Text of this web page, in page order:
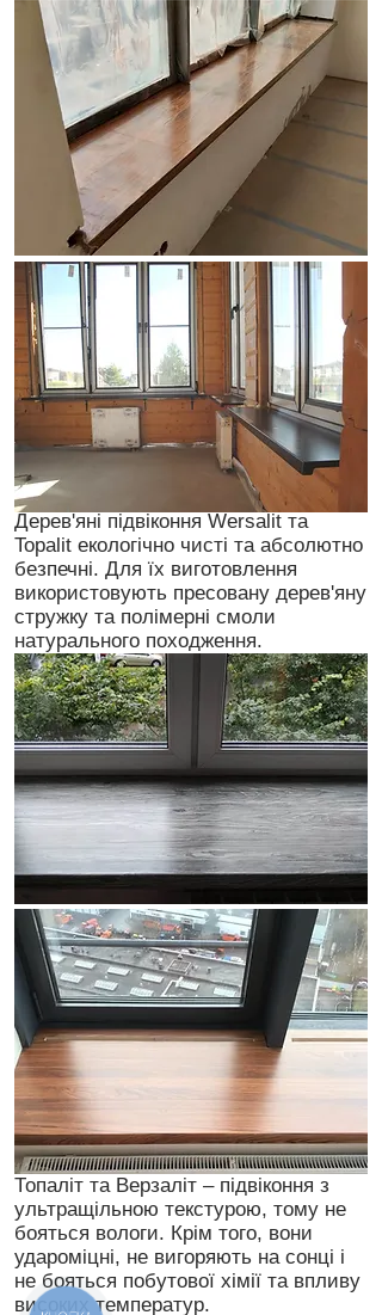
Дерев'яні підвіконня Wersalit та
Topalit екологічно чисті та абсолютно
безпечні. Для їх виготовлення
використовують пресовану дерев'яну
стружку та полімерні смоли
натурального походження.
Топаліт та Верзаліт – підвіконня з
ультращільною текстурою, тому не
бояться вологи. Крім того, вони
удароміцні, не вигоряють на сонці і
не бояться побутової хімії та впливу
високих температур.